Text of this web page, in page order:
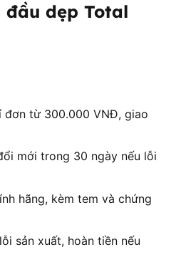
đầu dẹp Total
đơn từ 300.000 VNĐ, giao
mới trong 30 ngày nếu lỗi
hãng, kèm tem và chứng
sản xuất, hoàn tiền nếu